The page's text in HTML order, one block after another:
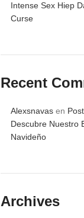
Intense Sex Hiep
Curse
Recent
Alexsnavas en
Descubre Nuestro
Navideño
Archives